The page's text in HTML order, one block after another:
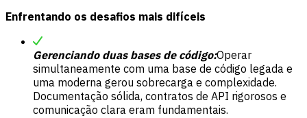
Enfrentando os desafios mais difíceis
Gerenciando duas bases de código:Operar
simultaneamente com uma base de código legada e
uma moderna gerou sobrecarga e complexidade.
Documentação sólida, contratos de API rigorosos e
comunicação clara eram fundamentais.